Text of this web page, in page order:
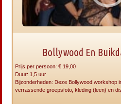
Bollywood En
Prijs per persoon: € 19,00
Duur: 1,5 uur
Bijzonderheden: Deze Bollywood workshop
verrassende groepsfoto, kleding (leen) en